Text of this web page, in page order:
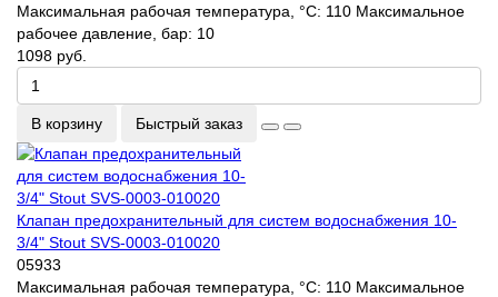
Максимальная рабочая температура, °С: 110 Максимальное
рабочее давление, бар: 10
1098 руб.
В корзину Быстрый заказ
Клапан предохранительный для систем водоснабжения 10-
3/4" Stout SVS-0003-010020
05933
Максимальная рабочая температура, °С: 110 Максимальное